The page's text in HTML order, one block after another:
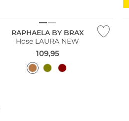
RAPHAELA BY BRAX
Hose LAURA NEW
109,95